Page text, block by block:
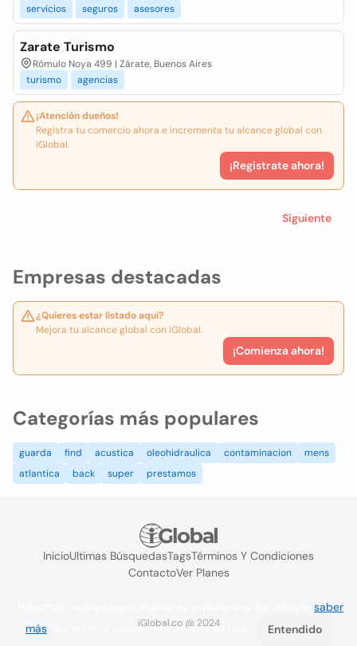
Empresas destacadas
¿Quieres estar listado aquí?
Mejora tu alcance global con iGlobal.
¡Comienza ahora!
servicios
seguros asesores
Zarate Turismo
Rómulo Noya 499 | Zárate, Buenos Aires
turismo
agencias
¡Atención dueños!
Registra tu comercio ahora e incrementa tu alcance global con
iGlobal.
¡Registrate ahora!
Siguiente
Categorías más populares
guarda find acustica oleohidraulica contaminacion
mens
atlantica
back super prestamos
InicioUltimas BúsquedasTagsTérminos Y Condiciones
ContactoVer Planes
iGlobal.co @ 2024
saber
más . Si continúa navegando acepta su uso. Entendido